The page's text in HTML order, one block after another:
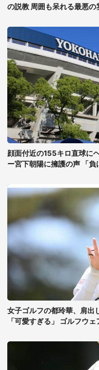
の説教 周囲も呆れる最悪の
顔面付近の155キロ直球に
ー宮下朝陽に擁護の声 「
女子ゴルフの都玲華、肩出
「可愛すぎる」 ゴルフウ